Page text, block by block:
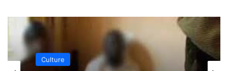
Culture